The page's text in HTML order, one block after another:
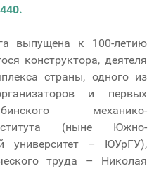
выпущена к 100-летию
конструктора, деятеля
страны, одного из
и первых
механико-
(ныне Южно-
университет – ЮУрГУ),
труда – Николая